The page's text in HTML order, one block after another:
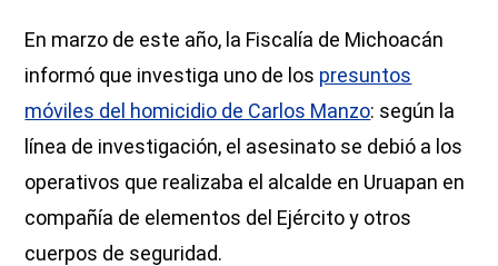
En marzo de este año, la Fiscalía de Michoacán
informó que investiga uno de los presuntos
móviles del homicidio de Carlos Manzo: según la
línea de investigación, el asesinato se debió a los
operativos que realizaba el alcalde en Uruapan en
compañía de elementos del Ejército y otros
cuerpos de seguridad.